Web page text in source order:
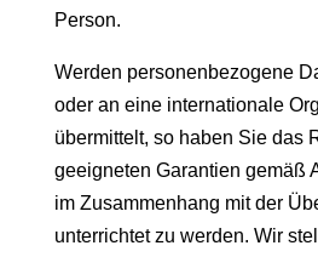
Person.
Werden personenbezogene
oder an eine internationale
übermittelt, so haben Sie das
geeigneten Garantien gemäß
im Zusammenhang mit der
unterrichtet zu werden. Wir